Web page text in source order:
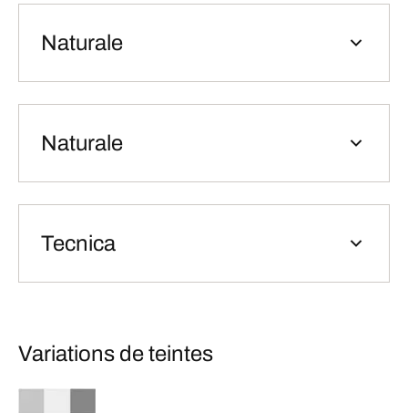
Naturale
Naturale
Tecnica
Variations de teintes